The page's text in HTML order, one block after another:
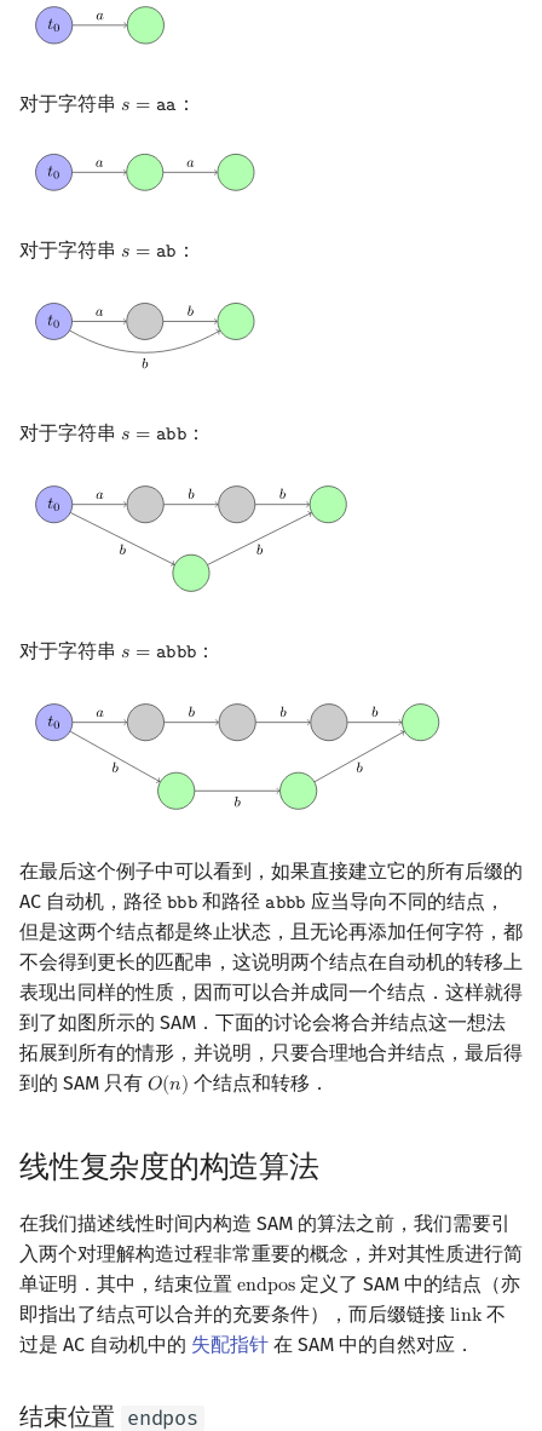
对于字符串 𝑠 = 𝚊𝚊
s =aa ：
对于字符串 𝑠 = 𝚊𝚋
s =ab ：
对于字符串 𝑠 = 𝚊𝚋𝚋
s =abb ：
对于字符串 𝑠 = 𝚊𝚋𝚋𝚋
s =abbb ：
在最后这个例子中可以看到，如果直接建立它的所有后缀的
AC 自动机，路径 𝚋𝚋𝚋
bbb和路径 𝚊𝚋𝚋𝚋
abbb应当导向不同的结点，
但是这两个结点都是终止状态，且无论再添加任何字符，都
不会得到更长的匹配串，这说明两个结点在自动机的转移上
表现出同样的性质，因而可以合并成同一个结点．这样就得
到了如图所示的 SAM．下面的讨论会将合并结点这一想法
拓展到所有的情形，并说明，只要合理地合并结点，最后得
到的 SAM 只有 𝑂(𝑛)
O(n) 个结点和转移．
线性复杂度的构造算法
在我们描述线性时间内构造 SAM 的算法之前，我们需要引
入两个对理解构造过程非常重要的概念，并对其性质进行简
单证明．其中，结束位置 endpos
endpos定义了 SAM 中的结点（亦
即指出了结点可以合并的充要条件），而后缀链接 link
link不
过是 AC 自动机中的 失配指针 在 SAM 中的自然对应．
结束位置 endpos